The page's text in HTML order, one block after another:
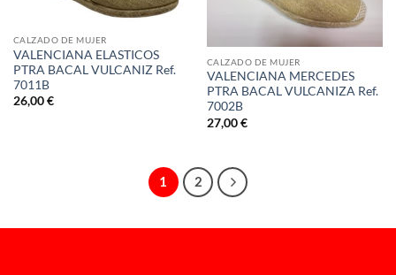
CALZADO DE MUJER
VALENCIANA ELASTICOS
PTRA BACAL VULCANIZ Ref.
7011B
26,00€
CALZADO DE MUJER
VALENCIANA MERCEDES
PTRA BACAL VULCANIZA Ref.
7002B
27,00€
1 2